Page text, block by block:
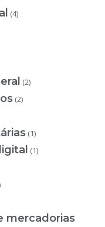
(4)
(2)
(2)
(1)
(1)
mercadorias